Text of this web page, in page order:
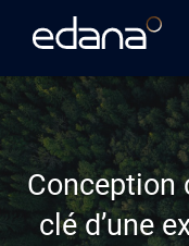
Conception
clé d’une